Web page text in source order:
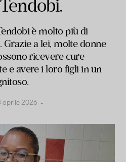
è molto più di
Grazie a lei, molte donne
ricevere cure
e avere i loro figli in un
aprile 2026 -